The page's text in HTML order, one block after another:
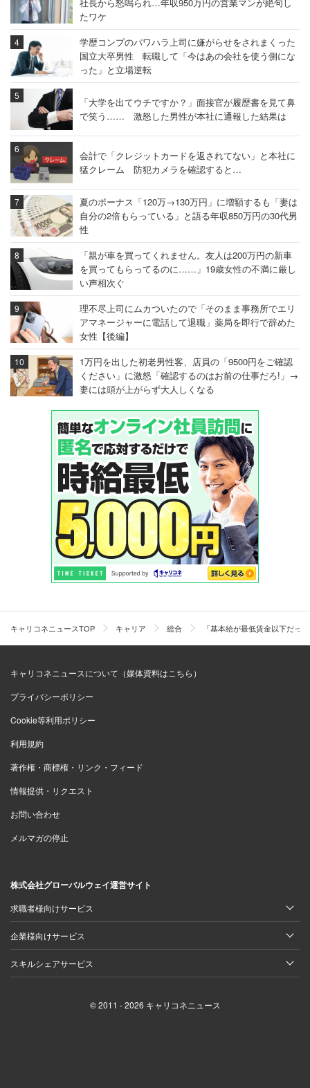
たワケ
学歴コンプのパワハラ上司に嫌がらせをされまくった
国立大卒男性 転職して「今はあの会社を使う側にな
った」と立場逆転
「大学を出てウチですか？」面接官が履歴書を見て鼻
で笑う…… 激怒した男性が本社に通報した結果は
会計で「クレジットカードを返されてない」と本社に
猛クレーム 防犯カメラを確認すると…
夏のボーナス「120万→130万円」に増額するも「妻は
自分の2倍もらっている」と語る年収850万円の30代男
性
「親が車を買ってくれません。友人は200万円の新車
を買ってもらってるのに……」19歳女性の不満に厳し
い声相次ぐ
理不尽上司にムカついたので「そのまま事務所でエリ
アマネージャーに電話して退職」薬局を即行で辞めた
女性【後編】
1万円を出した初老男性客、店員の「9500円をご確認
ください」に激怒「確認するのはお前の仕事だろ!」→
妻には頭が上がらず大人しくなる
キャリコネニュースTOP キャリア 総合 「基本給が最低賃金以下だっ
キャリコネニュースについて（媒体資料はこちら）
プライバシーポリシー
Cookie等利用ポリシー
利用規約
著作権・商標権・リンク・フィード
情報提供・リクエスト
お問い合わせ
メルマガの停止
株式会社グローバルウェイ運営サイト
求職者様向けサービス
企業様向けサービス
スキルシェアサービス
© 2011 - 2026 キャリコネニュース